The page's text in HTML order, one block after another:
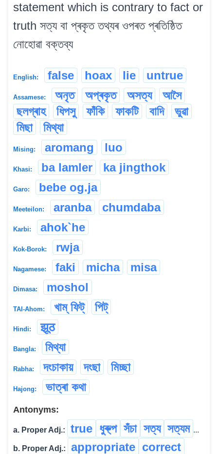
statement which is contrary to fact or
truth সত্য বা প্ৰকৃত তথ্যৰ ওপৰত প্ৰতিষ্ঠিত
নোহোৱা বক্তব্য
English: false hoax lie untrue
Assamese: অনৃত অপ্ৰকৃত অসত্য
আসৈ
ছলগ্ৰাহ
ধিপসু ফাঁকি ফাকটি বাদি
ভুৱা
মিছা
মিথ্যা
Mising: aromang luo
Khasi: ba lamler ka jingthok
Garo: bebe og.ja
Meeteilon: aranba chumdaba
Karbi: ahok`he
Kok-Borok: rwja
Nagamese: faki micha misa
Dimasa: moshol
TAI-Ahom: খাম্ ফিট্ পিট্
Hindi: झूठ
Bangla: মিথ্যা
Rabha: দংচাকায় দংছা মিচ্ছা
Hajong: ভাত্ৰা কথা
Antonyms:
a. Proper Adj.: true ধুৰু্প সঁচা সত্য সত্যম ...
b. Proper Adj.: appropriate correct